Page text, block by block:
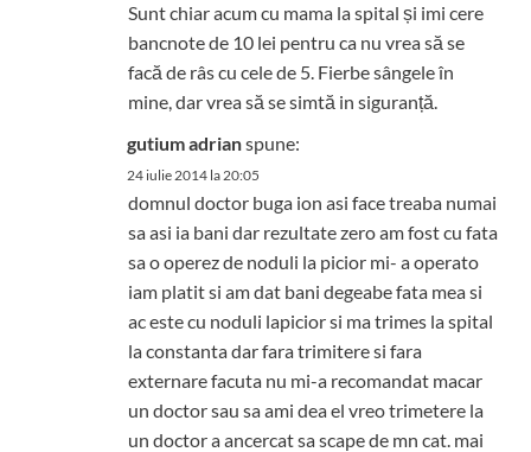
Sunt chiar acum cu mama la spital și imi cere
bancnote de 10 lei pentru ca nu vrea să se
facă de râs cu cele de 5. Fierbe sângele în
mine, dar vrea să se simtă in siguranță.
gutium adrianspune:
24 iulie 2014 la 20:05
domnul doctor buga ion asi face treaba numai
sa asi ia bani dar rezultate zero am fost cu fata
sa o operez de noduli la picior mi- a operato
iam platit si am dat bani degeabe fata mea si
ac este cu noduli lapicior si ma trimes la spital
la constanta dar fara trimitere si fara
externare facuta nu mi-a recomandat macar
un doctor sau sa ami dea el vreo trimetere la
un doctor a ancercat sa scape de mn cat. mai